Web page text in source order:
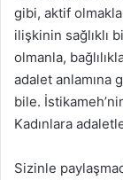
gibi, aktif
ilişkinin sağlıklı
olmanla,
adalet anlamına
bile.
Kadınlara
Sizinle